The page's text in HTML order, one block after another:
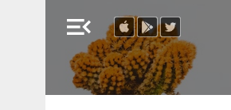
menu_open